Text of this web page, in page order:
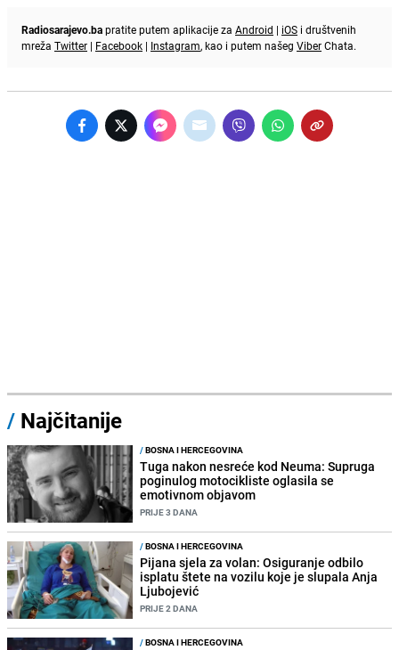
Radiosarajevo.bapratite putem aplikacije za Android | iOS i društvenih
mreža Twitter | Facebook | Instagram, kao i putem našeg ViberChata.
/ Najčitanije
/BOSNA I HERCEGOVINA
Tuga nakon nesreće kod Neuma: Supruga
poginulog motocikliste oglasila se
emotivnom objavom
PRIJE 3 DANA
/BOSNA I HERCEGOVINA
Pijana sjela za volan: Osiguranje odbilo
isplatu štete na vozilu koje je slupala Anja
Ljubojević
PRIJE 2 DANA
/BOSNA I HERCEGOVINA